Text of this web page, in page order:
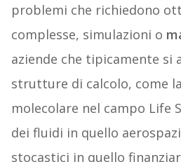
problemi che richiedono
complesse, simulazioni o
aziende che tipicamente si
strutture di calcolo, come
molecolare nel campo Life
dei fluidi in quello
stocastici in quello